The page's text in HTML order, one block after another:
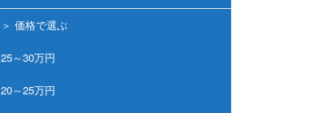
＞ 価格で選ぶ
25～30万円
20～25万円